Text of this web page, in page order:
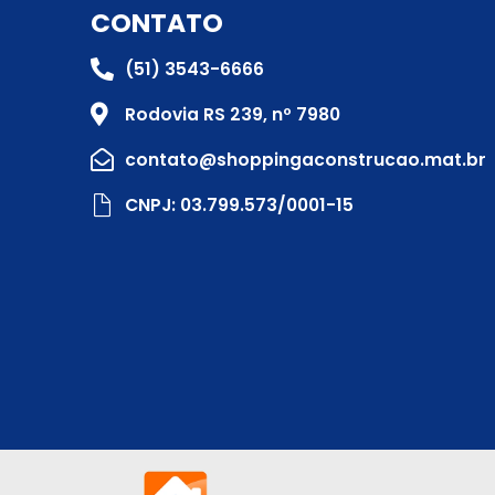
CONTATO
(51) 3543-6666
Rodovia RS 239, nº 7980
contato@shoppingaconstrucao.mat.br
CNPJ: 03.799.573/0001-15